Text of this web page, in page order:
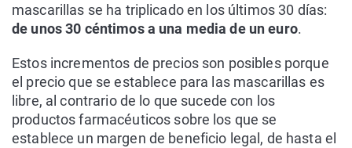
mascarillas se ha triplicado en los últimos 30 días:
de unos 30 céntimos a una media de un euro.
Estos incrementos de precios son posibles porque
el precio que se establece para las mascarillas es
libre, al contrario de lo que sucede con los
productos farmacéuticos sobre los que se
establece un margen de beneficio legal, de hasta el